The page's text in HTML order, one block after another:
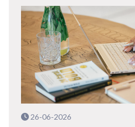
26-06-2026